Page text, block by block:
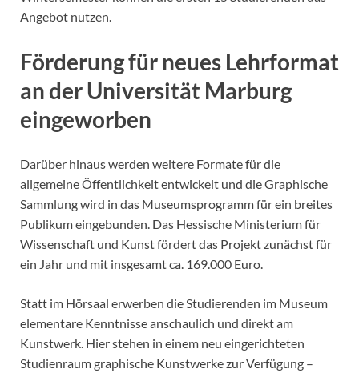
Angebot nutzen.
Förderung für neues Lehrformat
an der Universität Marburg
eingeworben
Darüber hinaus werden weitere Formate für die
allgemeine Öffentlichkeit entwickelt und die Graphische
Sammlung wird in das Museumsprogramm für ein breites
Publikum eingebunden. Das Hessische Ministerium für
Wissenschaft und Kunst fördert das Projekt zunächst für
ein Jahr und mit insgesamt ca. 169.000 Euro.
Statt im Hörsaal erwerben die Studierenden im Museum
elementare Kenntnisse anschaulich und direkt am
Kunstwerk. Hier stehen in einem neu eingerichteten
Studienraum graphische Kunstwerke zur Verfügung –